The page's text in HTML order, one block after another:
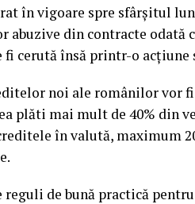
în vigoare spre sfârşitul
abuzive din contracte odată
cerută însă printr-o acţiune
noi ale românilor vor
plăti mai mult de 40% din
în valută, maximum
reguli de bună practică